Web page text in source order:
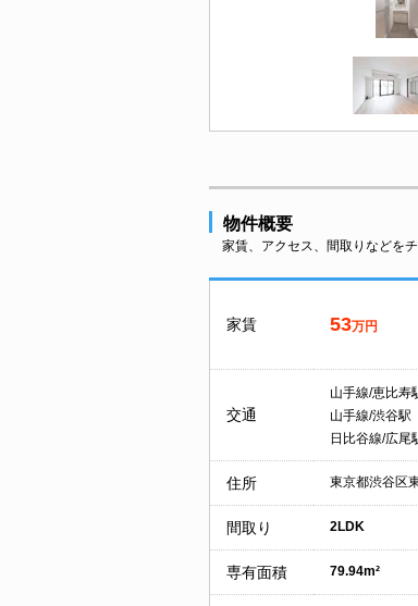
物件概要
家賃、アクセス、間取りなどをチ
家賃 53万円
交通
山手線/恵比寿
山手線/渋谷駅
日比谷線/広尾
住所 東京都渋谷区
間取り 2LDK
専有面積 79.94m²